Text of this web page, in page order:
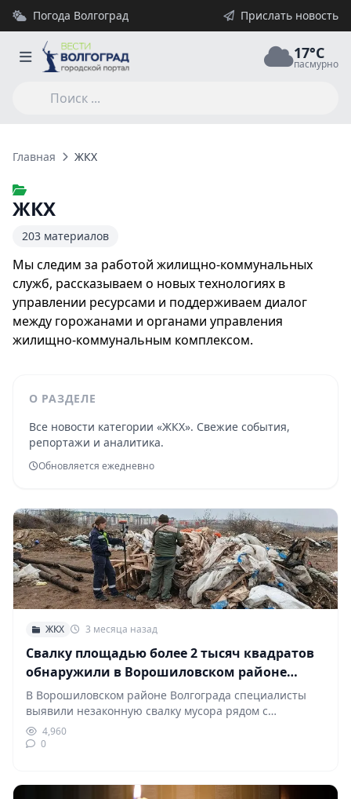
Погода Волгоград Прислать новость
17°C
пасмурно
Главная ЖКХ
ЖКХ
203 материалов
Мы следим за работой жилищно-коммунальных
служб, рассказываем о новых технологиях в
управлении ресурсами и поддерживаем диалог
между горожанами и органами управления
жилищно-коммунальным комплексом.
О РАЗДЕЛЕ
Все новости категории «ЖКХ». Свежие события,
репортажи и аналитика.
Обновляется ежедневно
ЖКХ 3 месяца назад
Свалку площадью более 2 тысяч квадратов
обнаружили в Ворошиловском районе
Волгограда
В Ворошиловском районе Волгограда специалисты
выявили незаконную свалку мусора рядом с
железнодорожной больницей. О загрязнении…
4,960
0